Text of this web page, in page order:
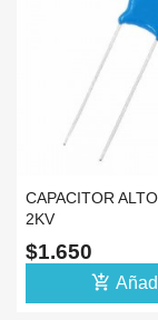
CAPACITOR
2KV
$1.650
add_shopping_cart